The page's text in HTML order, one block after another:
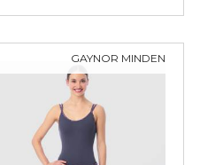
GAYNOR MINDEN